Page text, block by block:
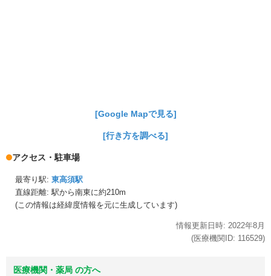
[Google Mapで見る]
[行き方を調べる]
アクセス・駐車場
最寄り駅: 東高須駅
直線距離: 駅から南東に約210m
(この情報は経緯度情報を元に生成しています)
情報更新日時: 2022年8月
(医療機関ID: 116529)
医療機関・薬局 の方へ